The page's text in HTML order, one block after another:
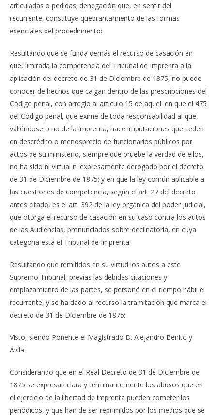
articuladas o pedidas; denegación que, en sentir del
recurrente, constituye quebrantamiento de las formas
esenciales del procedimiento:
Resultando que se funda demás el recurso de casación en
que, limitada la competencia del Tribunal de Imprenta a la
aplicación del decreto de 31 de Diciembre de 1875, no puede
conocer de hechos que caigan dentro de las prescripciones del
Código penal, con arreglo al artículo 15 de aquel: en que el 475
del Código penal, que exime de toda responsabilidad al que,
valiéndose o no de la imprenta, hace imputaciones que ceden
en descrédito o menosprecio de funcionarios públicos por
actos de su ministerio, siempre que pruebe la verdad de ellos,
no ha sido ni virtual ni expresamente derogado por el decreto
de 31 de Diciembre de 1875; y en que la ley común aplicable a
las cuestiones de competencia, según el art. 27 del decreto
antes citado, es el art. 392 de la ley orgánica del poder judicial,
que otorga el recurso de casación en su caso contra los autos
de las Audiencias, pronunciados sobre declinatoria, en cuya
categoría está el Tribunal de Imprenta:
Resultando que remitidos en su virtud los autos a este
Supremo Tribunal, previas las debidas citaciones y
emplazamiento de las partes, se personó en el tiempo hábil el
recurrente, y se ha dado al recurso la tramitación que marca el
decreto de 31 de Diciembre de 1875:
Visto, siendo Ponente el Magistrado D. Alejandro Benito y
Ávila:
Considerando que en el Real Decreto de 31 de Diciembre de
1875 se expresan clara y terminantemente los abusos que en
el ejercicio de la libertad de imprenta pueden cometer los
periódicos, y que han de ser reprimidos por los medios que se